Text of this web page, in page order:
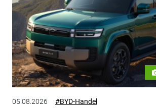
05.08.2026 #BYD-Handel